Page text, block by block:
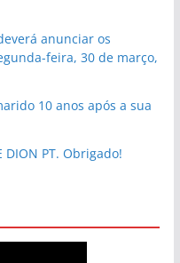
anunciar os
feira, 30 de março,
10 anos após a sua
DION PT. Obrigado!